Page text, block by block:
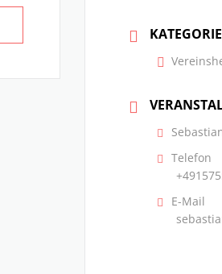
KATEGORIE
Telefon
E-Mail